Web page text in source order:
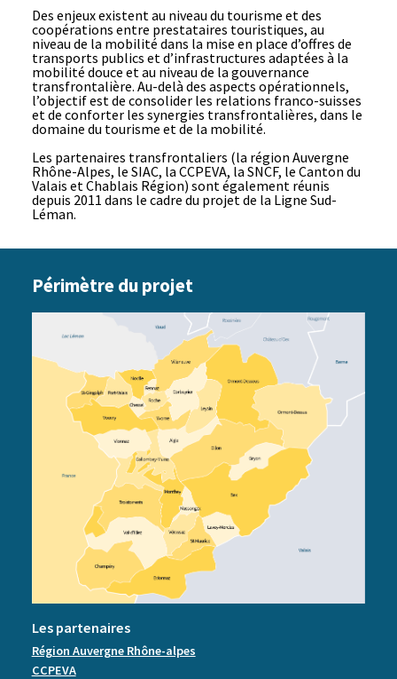
Des enjeux existent au niveau du tourisme et des
coopérations entre prestataires touristiques, au
niveau de la mobilité dans la mise en place d’offres de
transports publics et d’infrastructures adaptées à la
mobilité douce et au niveau de la gouvernance
transfrontalière. Au-delà des aspects opérationnels,
l’objectif est de consolider les relations franco-suisses
et de conforter les synergies transfrontalières, dans le
domaine du tourisme et de la mobilité.
Les partenaires transfrontaliers (la région Auvergne
Rhône-Alpes, le SIAC, la CCPEVA, la SNCF, le Canton du
Valais et Chablais Région) sont également réunis
depuis 2011 dans le cadre du projet de la Ligne Sud-
Léman.
Périmètre du projet
Les partenaires
Région Auvergne Rhône-alpes
CCPEVA